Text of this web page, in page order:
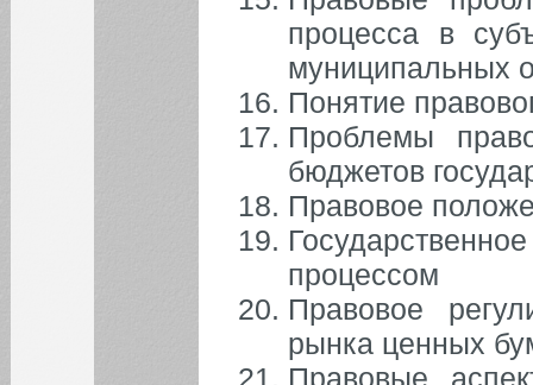
процесса в
муниципальных
Понятие
Проблемы
бюджетов
Правовое
процессом
Правовое
рынка ценных
Правовые